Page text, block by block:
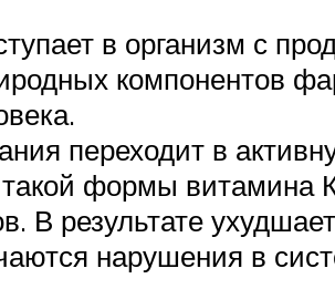
в организм с
компонентов
переходит в
такой формы витамина
В результате
нарушения в